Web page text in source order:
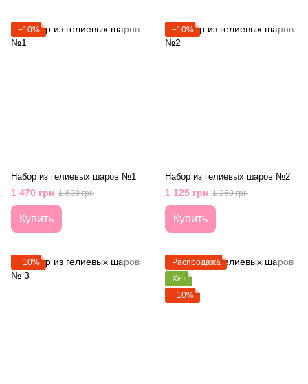
−10%
Набор из гелиевых шаров №1
1 470 грн 1 630 грн
Купить
−10%
Набор из гелиевых шаров №2
1 125 грн 1 250 грн
Купить
−10%
Распродажа
Хит
−10%